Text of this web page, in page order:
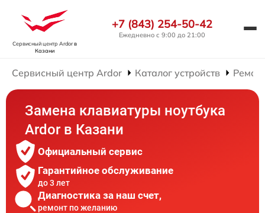
Сервисный центр Ardorв
Казани
+7 (843) 254-50-42
Ежедневно с 9:00 до 21:00
Сервисный центр Ardor Каталог устройств
Замена клавиатуры ноутбука
Ardor в Казани
Официальный сервис
Гарантийное обслуживание
до 3 лет
Диагностика за наш счет,
ремонт по желанию